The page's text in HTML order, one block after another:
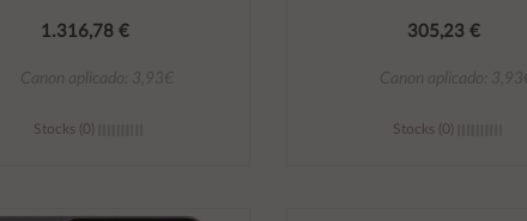
1.316,78 €
Canon aplicado: 3,93€
Stocks (0)
305,23 €
Canon aplicado: 3,93€
Stocks (0)